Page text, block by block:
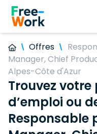
Offres
Manager, Chief
Alpes-Côte d'Azur
Trouvez
d’emploi ou
Responsable